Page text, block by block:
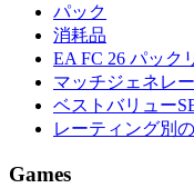
パック
消耗品
EA FC 26 パック
マッチジェネレ
ベストバリュー
レーティング別
Games